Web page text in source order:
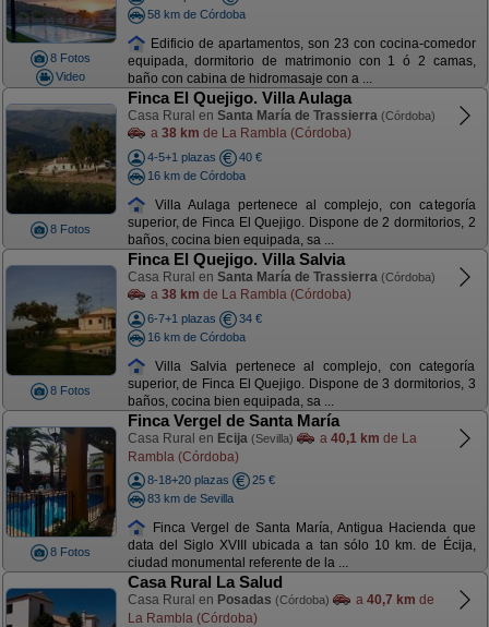
8 Fotos
Video
58 km de Córdoba
Edificio de apartamentos, son 23 con cocina-comedor
equipada, dormitorio de matrimonio con 1 ó 2 camas,
baño con cabina de hidromasaje con a ...
8 Fotos
Finca El Quejigo. Villa Aulaga
Casa Rural en Santa María de Trassierra (Córdoba)
a 38 km de La Rambla (Córdoba)
4-5+1 plazas
40 €
16 km de Córdoba
Villa Aulaga pertenece al complejo, con categoría
superior, de Finca El Quejigo. Dispone de 2 dormitorios, 2
baños, cocina bien equipada, sa ...
8 Fotos
Finca El Quejigo. Villa Salvia
Casa Rural en Santa María de Trassierra (Córdoba)
a 38 km de La Rambla (Córdoba)
6-7+1 plazas
34 €
16 km de Córdoba
Villa Salvia pertenece al complejo, con categoría
superior, de Finca El Quejigo. Dispone de 3 dormitorios, 3
baños, cocina bien equipada, sa ...
8 Fotos
Finca Vergel de Santa María
Casa Rural en Ecija (Sevilla) a 40,1 km de La
Rambla (Córdoba)
8-18+20 plazas
25 €
83 km de Sevilla
Finca Vergel de Santa María, Antigua Hacienda que
data del Siglo XVIII ubicada a tan sólo 10 km. de Écija,
ciudad monumental referente de la ...
Casa Rural La Salud
Casa Rural en Posadas (Córdoba) a 40,7 km de
La Rambla (Córdoba)